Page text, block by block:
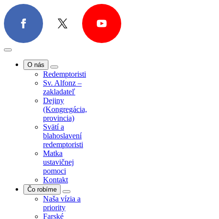
O nás
Redemptoristi
Sv. Alfonz –
zakladateľ
Dejiny
(Kongregácia,
provincia)
Svätí a
blahoslavení
redemptoristi
Matka
ustavičnej
pomoci
Kontakt
Čo robíme
Naša vízia a
priority
Farské
O nás
Redemptoristi
(Kongregácia,
provincia)
Svätí a
blahoslavení
redemptoristi
Matka
ustavičnej
pomoci
Kontakt
Čo robíme
Naša vízia a
priority
Farské
misie/exercície
Farská
pastorácia
Povolania
Spolupráca s